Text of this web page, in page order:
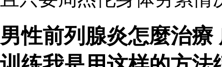
男性前列腺炎怎麼治